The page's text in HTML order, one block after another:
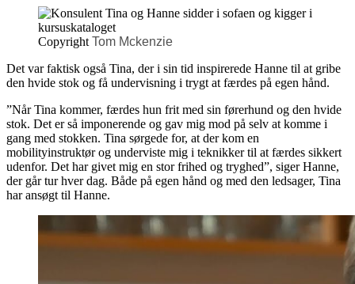
CopyrightTom Mckenzie
Det var faktisk også Tina, der i sin tid inspirerede Hanne til at gribe
den hvide stok og få undervisning i trygt at færdes på egen hånd.
”Når Tina kommer, færdes hun frit med sin førerhund og den hvide
stok. Det er så imponerende og gav mig mod på selv at komme i
gang med stokken. Tina sørgede for, at der kom en
mobilityinstruktør og underviste mig i teknikker til at færdes sikkert
udenfor. Det har givet mig en stor frihed og tryghed”, siger Hanne,
der går tur hver dag. Både på egen hånd og med den ledsager, Tina
har ansøgt til Hanne.